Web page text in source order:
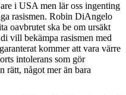
i USA men lär oss ingenting
rasismen. Robin DiAngelo
oavbrutet ska be om ursäkt
vill bekämpa rasismen med
kommer att vara värre
intolerans som gör
rätt, något mer än bara